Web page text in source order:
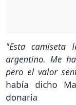
"Esta camiseta
argentino. Me
pero el valor
había dicho
donaría